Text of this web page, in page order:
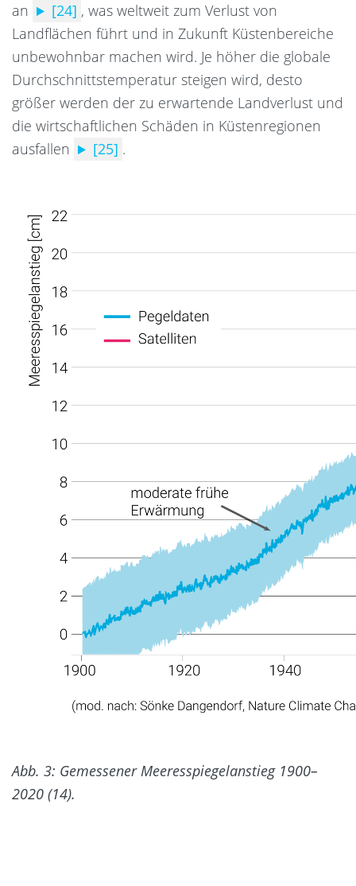
an
[24] , was weltweit zum Verlust von
Landflächen führt und in Zukunft Küstenbereiche
unbewohnbar machen wird. Je höher die globale
Durchschnittstemperatur steigen wird, desto
größer werden der zu erwartende Landverlust und
die wirtschaftlichen Schäden in Küstenregionen
ausfallen
[25] .
Abb. 3: Gemessener Meeresspiegelanstieg 1900–
2020 (14).